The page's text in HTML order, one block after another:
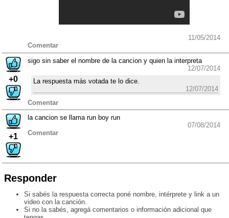
11/05/2014
Comentar
+0
sigo sin saber el nombre de la cancion y quien la interpreta
12/07/2014
La respuesta más votada te lo dice.
12/07/2014
Comentar
+1
la cancion se llama run boy run
07/08/2014
Comentar
Responder
Si sabés la respuesta correcta poné nombre, intérprete y link a un
video con la canción.
Si no la sabés, agregá comentarios o información adicional que